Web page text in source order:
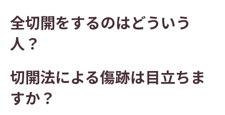
全切開をするのはどういう
人？
切開法による傷跡は目立ちま
すか？